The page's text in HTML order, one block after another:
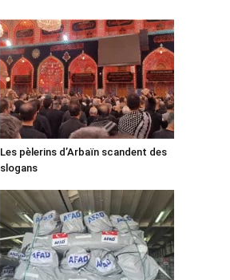
Les pèlerins d’Arbaïn scandent des
slogans